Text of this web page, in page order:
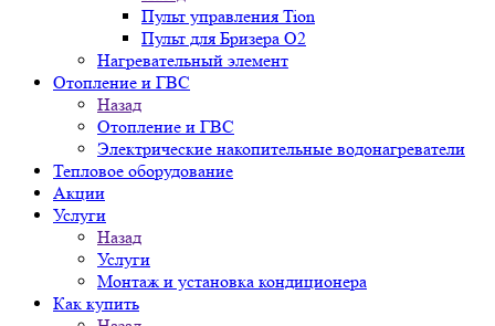
Пульт управления Tion
Пульт для Бризера O2
Нагревательный элемент
Отопление и ГВС
Назад
Отопление и ГВС
Электрические накопительные водонагреватели
Тепловое оборудование
Акции
Услуги
Назад
Услуги
Монтаж и установка кондиционера
Как купить